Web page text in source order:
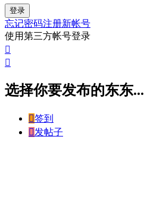
登录
忘记密码注册新帐号
使用第三方帐号登录


选择你要发布的东东...
签到
发帖子